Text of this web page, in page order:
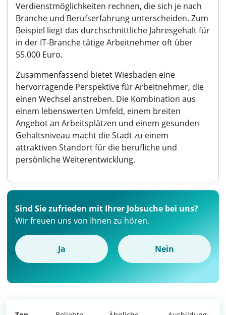
Verdienstmöglichkeiten rechnen, die sich je nach
Branche und Berufserfahrung unterscheiden. Zum
Beispiel liegt das durchschnittliche Jahresgehalt für
in der IT-Branche tätige Arbeitnehmer oft über
55.000 Euro.
Zusammenfassend bietet Wiesbaden eine
hervorragende Perspektive für Arbeitnehmer, die
einen Wechsel anstreben. Die Kombination aus
einem lebenswerten Umfeld, einem breiten
Angebot an Arbeitsplätzen und einem gesunden
Gehaltsniveau macht die Stadt zu einem
attraktiven Standort für die berufliche und
persönliche Weiterentwicklung.
Sind Sie zufrieden mit Ihrer Jobsuche bei uns?
Wir freuen uns von Ihnen zu hören.
Ja Nein